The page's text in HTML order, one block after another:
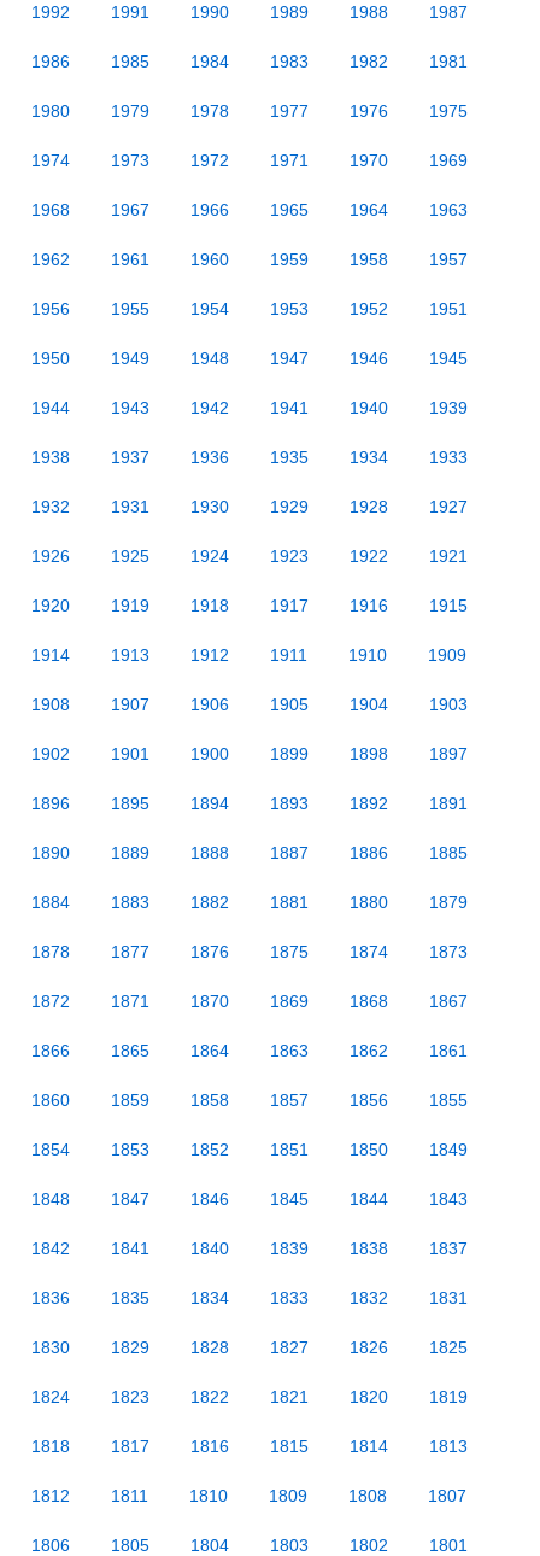
1992 1991 1990 1989 1988 1987
1986 1985 1984 1983 1982 1981
1980 1979 1978 1977 1976 1975
1974 1973 1972 1971 1970 1969
1968 1967 1966 1965 1964 1963
1962 1961 1960 1959 1958 1957
1956 1955 1954 1953 1952 1951
1950 1949 1948 1947 1946 1945
1944 1943 1942 1941 1940 1939
1938 1937 1936 1935 1934 1933
1932 1931 1930 1929 1928 1927
1926 1925 1924 1923 1922 1921
1920 1919 1918 1917 1916 1915
1914 1913 1912 1911 1910 1909
1908 1907 1906 1905 1904 1903
1902 1901 1900 1899 1898 1897
1896 1895 1894 1893 1892 1891
1890 1889 1888 1887 1886 1885
1884 1883 1882 1881 1880 1879
1878 1877 1876 1875 1874 1873
1872 1871 1870 1869 1868 1867
1866 1865 1864 1863 1862 1861
1860 1859 1858 1857 1856 1855
1854 1853 1852 1851 1850 1849
1848 1847 1846 1845 1844 1843
1842 1841 1840 1839 1838 1837
1836 1835 1834 1833 1832 1831
1830 1829 1828 1827 1826 1825
1824 1823 1822 1821 1820 1819
1818 1817 1816 1815 1814 1813
1812 1811 1810 1809 1808 1807
1806 1805 1804 1803 1802 1801